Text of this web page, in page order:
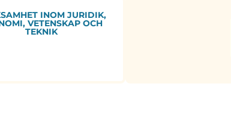
INOM JURIDIK,
VETENSKAP OCH
TEKNIK